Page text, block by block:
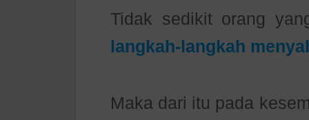
Tidak sedikit orang
langkah-langkah
Maka dari itu pada